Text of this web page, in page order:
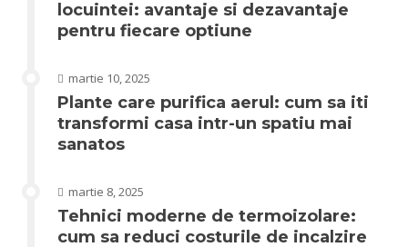
locuintei: avantaje si dezavantaje
pentru fiecare optiune
martie 10, 2025
Plante care purifica aerul: cum sa iti
transformi casa intr-un spatiu mai
sanatos
martie 8, 2025
Tehnici moderne de termoizolare:
cum sa reduci costurile de incalzire